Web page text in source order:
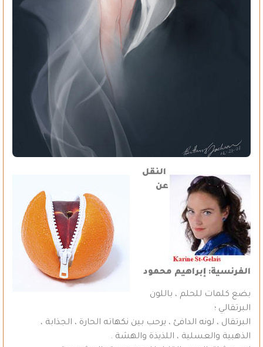
النقل
عن
الفرنسية: إبراهيم محمود
بضع كلمات للحلم ، باللون
البرتقالي ؛
البرتقال ، لونه الدافئ ، يرحب بين نكهاته الحارة ، الجذابة ،
الذهبية والعسلية ، اللذيذة والهشة .